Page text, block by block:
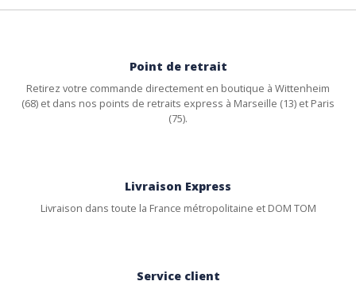
Point de retrait
Retirez votre commande directement en boutique à Wittenheim
(68) et dans nos points de retraits express à Marseille (13) et Paris
(75).
Livraison Express
Livraison dans toute la France métropolitaine et DOM TOM
Service client